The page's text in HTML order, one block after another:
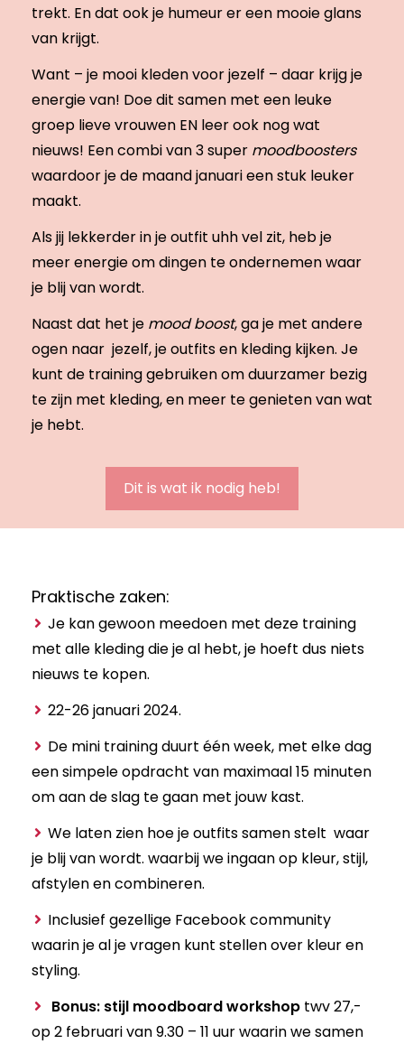
trekt. En dat ook je humeur er een mooie glans
van krijgt.
Want – je mooi kleden voor jezelf – daar krijg je
energie van! Doe dit samen met een leuke
groep lieve vrouwen EN leer ook nog wat
nieuws! Een combi van 3 super moodboosters
waardoor je de maand januari een stuk leuker
maakt.
Als jij lekkerder in je outfit uhh vel zit, heb je
meer energie om dingen te ondernemen waar
je blij van wordt.
Naast dat het je mood boost, ga je met andere
ogen naar jezelf, je outfits en kleding kijken. Je
kunt de training gebruiken om duurzamer bezig
te zijn met kleding, en meer te genieten van wat
je hebt.
Dit is wat ik nodig heb!
Praktische zaken:
Je kan gewoon meedoen met deze training
met alle kleding die je al hebt, je hoeft dus niets
nieuws te kopen.
22-26 januari 2024.
De mini training duurt één week, met elke dag
een simpele opdracht van maximaal 15 minuten
om aan de slag te gaan met jouw kast.
We laten zien hoe je outfits samen stelt waar
je blij van wordt. waarbij we ingaan op kleur, stijl,
afstylen en combineren.
Inclusief gezellige Facebook community
waarin je al je vragen kunt stellen over kleur en
styling.
Bonus: stijl moodboard workshoptwv 27,-
op 2 februari van 9.30 – 11 uur waarin we samen